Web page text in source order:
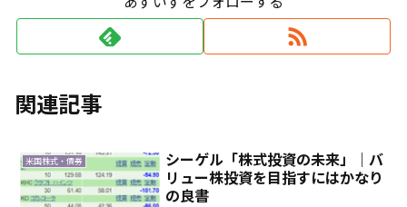
関連記事
米国株式・債券
シーゲル「株式投資の未来」｜バ
リュー株投資を目指すにはかなり
の良書